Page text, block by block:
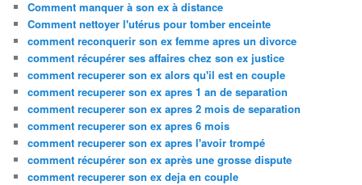
Comment manquer à son ex à distance
Comment nettoyer l'utérus pour tomber enceinte
comment reconquerir son ex femme apres un divorce
comment récupérer ses affaires chez son ex justice
comment recuperer son ex alors qu'il est en couple
comment recuperer son ex apres 1 an de separation
comment recuperer son ex apres 2 mois de separation
comment recuperer son ex apres 6 mois
comment recuperer son ex apres l'avoir trompé
comment récupérer son ex après une grosse dispute
comment recuperer son ex deja en couple